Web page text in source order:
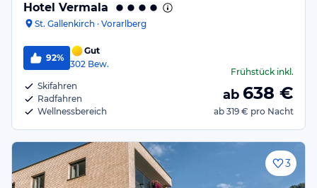
Hotel Vermala
St. Gallenkirch · Vorarlberg
92%
Gut
302 Bew.
Skifahren
Radfahren
Wellnessbereich
Frühstückinkl.
ab 638 €
ab 319 € pro Nacht
3